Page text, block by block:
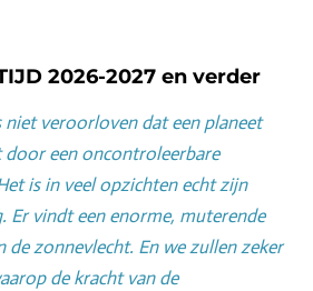
2026-2027 en verder
niet veroorloven dat een planeet
een oncontroleerbare
is in veel opzichten echt zijn
Er vindt een enorme, muterende
de zonnevlecht. En we zullen zeker
de kracht van de